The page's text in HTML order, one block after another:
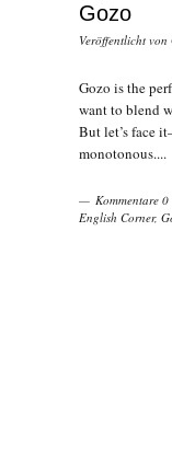
Gozo
Veröffentlicht von
Gozo is the
want to blend
But let’s face
monotonous....
Kommentare 0
English Corner,